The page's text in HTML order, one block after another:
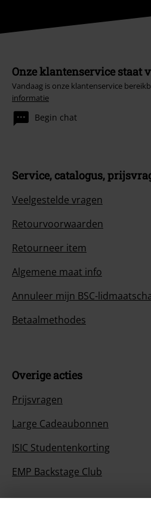
Onze klantenservice staat
Vandaag is onze klantenservice
informatie
Begin chat
Service, catalogus,
Veelgestelde vragen
Retourvoorwaarden
Retourneer item
Algemene maat info
Annuleer mijn BSC-
Betaalmethodes
Overige acties
Prijsvragen
Large Cadeaubonnen
ISIC Studentenkorting
EMP Backstage Club